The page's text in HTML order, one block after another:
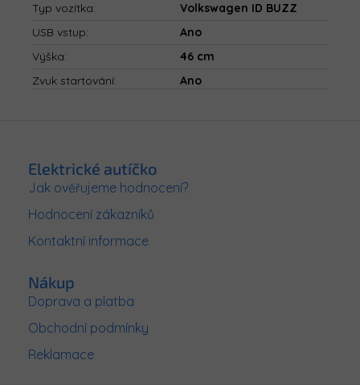
Typ vozítka:
Volkswagen ID BUZZ
USB vstup:
Ano
Výška:
46 cm
Zvuk startování: Ano
Elektrické autíčko
Jak ověřujeme hodnocení?
Hodnocení zákazníků
Kontaktní informace
Nákup
Doprava a platba
Obchodní podmínky
Reklamace